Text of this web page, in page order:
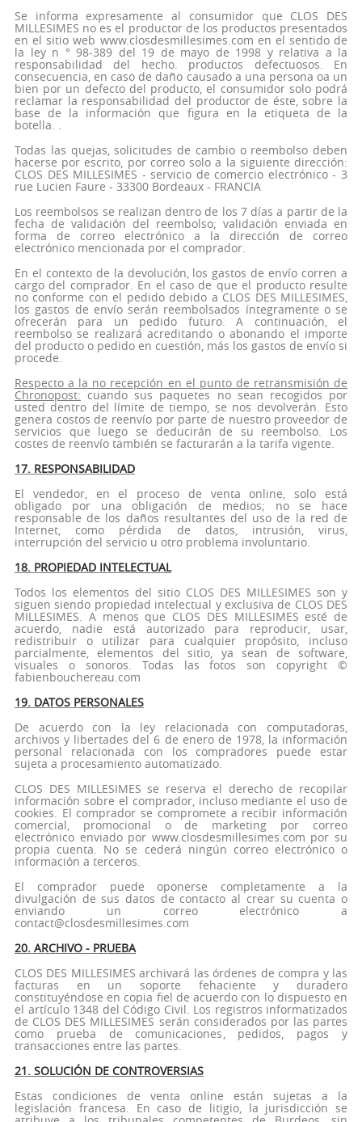
Se informa expresamente al consumidor que CLOS DES
MILLESIMES no es el productor de los productos presentados
en el sitio web www.closdesmillesimes.com en el sentido de
la ley n ° 98-389 del 19 de mayo de 1998 y relativa a la
responsabilidad del hecho. productos defectuosos. En
consecuencia, en caso de daño causado a una persona oa un
bien por un defecto del producto, el consumidor solo podrá
reclamar la responsabilidad del productor de éste, sobre la
base de la información que figura en la etiqueta de la
botella. .
Todas las quejas, solicitudes de cambio o reembolso deben
hacerse por escrito, por correo solo a la siguiente dirección:
CLOS DES MILLESIMES - servicio de comercio electrónico - 3
rue Lucien Faure - 33300 Bordeaux - FRANCIA
Los reembolsos se realizan dentro de los 7 días a partir de la
fecha de validación del reembolso; validación enviada en
forma de correo electrónico a la dirección de correo
electrónico mencionada por el comprador.
En el contexto de la devolución, los gastos de envío corren a
cargo del comprador. En el caso de que el producto resulte
no conforme con el pedido debido a CLOS DES MILLESIMES,
los gastos de envío serán reembolsados íntegramente o se
ofrecerán para un pedido futuro. A continuación, el
reembolso se realizará acreditando o abonando el importe
del producto o pedido en cuestión, más los gastos de envío si
procede.
Respecto a la no recepción en el punto de retransmisión de
Chronopost: cuando sus paquetes no sean recogidos por
usted dentro del límite de tiempo, se nos devolverán. Esto
genera costos de reenvío por parte de nuestro proveedor de
servicios que luego se deducirán de su reembolso. Los
costes de reenvío también se facturarán a la tarifa vigente.
17. RESPONSABILIDAD
El vendedor, en el proceso de venta online, solo está
obligado por una obligación de medios; no se hace
responsable de los daños resultantes del uso de la red de
Internet, como pérdida de datos, intrusión, virus,
interrupción del servicio u otro problema involuntario.
18. PROPIEDAD INTELECTUAL
Todos los elementos del sitio CLOS DES MILLESIMES son y
siguen siendo propiedad intelectual y exclusiva de CLOS DES
MILLESIMES. A menos que CLOS DES MILLESIMES esté de
acuerdo, nadie está autorizado para reproducir, usar,
redistribuir o utilizar para cualquier propósito, incluso
parcialmente, elementos del sitio, ya sean de software,
visuales o sonoros. Todas las fotos son copyright ©
fabienbouchereau.com
19. DATOS PERSONALES
De acuerdo con la ley relacionada con computadoras,
archivos y libertades del 6 de enero de 1978, la información
personal relacionada con los compradores puede estar
sujeta a procesamiento automatizado.
CLOS DES MILLESIMES se reserva el derecho de recopilar
información sobre el comprador, incluso mediante el uso de
cookies. El comprador se compromete a recibir información
comercial, promocional o de marketing por correo
electrónico enviado por www.closdesmillesimes.com por su
propia cuenta. No se cederá ningún correo electrónico o
información a terceros.
El comprador puede oponerse completamente a la
divulgación de sus datos de contacto al crear su cuenta o
enviando un correo electrónico a
contact@closdesmillesimes.com
20. ARCHIVO - PRUEBA
CLOS DES MILLESIMES archivará las órdenes de compra y las
facturas en un soporte fehaciente y duradero
constituyéndose en copia fiel de acuerdo con lo dispuesto en
el artículo 1348 del Código Civil. Los registros informatizados
de CLOS DES MILLESIMES serán considerados por las partes
como prueba de comunicaciones, pedidos, pagos y
transacciones entre las partes.
21. SOLUCIÓN DE CONTROVERSIAS
Estas condiciones de venta online están sujetas a la
legislación francesa. En caso de litigio, la jurisdicción se